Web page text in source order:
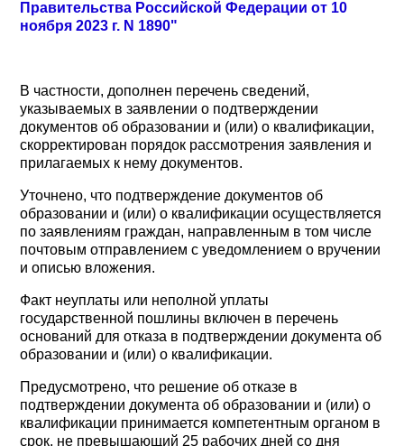
Правительства Российской Федерации от 10
ноября 2023 г. N 1890"
В частности, дополнен перечень сведений,
указываемых в заявлении о подтверждении
документов об образовании и (или) о квалификации,
скорректирован порядок рассмотрения заявления и
прилагаемых к нему документов.
Уточнено, что подтверждение документов об
образовании и (или) о квалификации осуществляется
по заявлениям граждан, направленным в том числе
почтовым отправлением с уведомлением о вручении
и описью вложения.
Факт неуплаты или неполной уплаты
государственной пошлины включен в перечень
оснований для отказа в подтверждении документа об
образовании и (или) о квалификации.
Предусмотрено, что решение об отказе в
подтверждении документа об образовании и (или) о
квалификации принимается компетентным органом в
срок, не превышающий 25 рабочих дней со дня